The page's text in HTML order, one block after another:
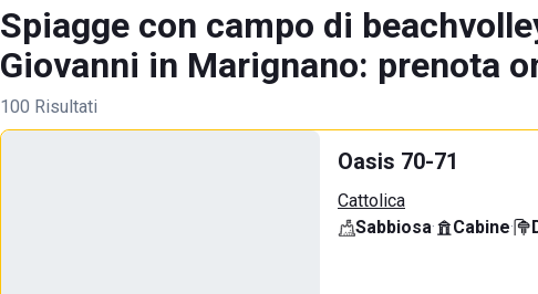
Spiagge con campo di
Giovanni in Marignano: prenota
100 Risultati
Oasis 70-71
Cattolica
Sabbiosa· Cabine·